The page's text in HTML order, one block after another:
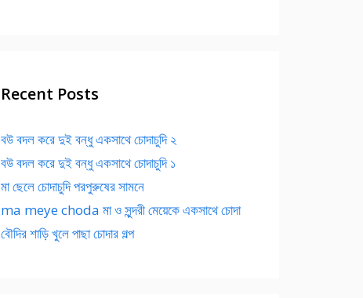
Recent Posts
বউ বদল করে দুই বন্ধু একসাথে চোদাচুদি ২
বউ বদল করে দুই বন্ধু একসাথে চোদাচুদি ১
মা ছেলে চোদাচুদি পরপুরুষের সামনে
ma meye choda মা ও সুন্দরী মেয়েকে একসাথে চোদা
বৌদির শাড়ি খুলে পাছা চোদার গল্প